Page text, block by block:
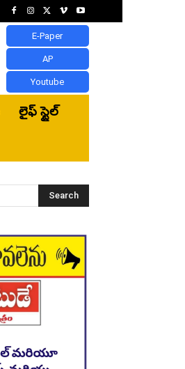
E-Paper
AP
Youtube
లైఫ్ స్టైల్
Search